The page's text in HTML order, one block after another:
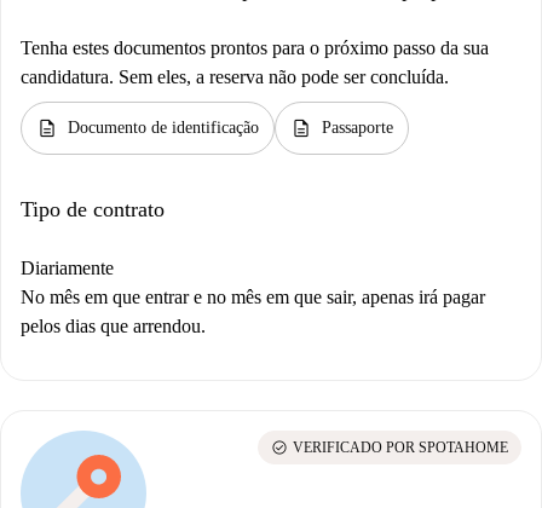
Tenha estes documentos prontos para o próximo passo da sua
candidatura. Sem eles, a reserva não pode ser concluída.
description Documento de identificação description Passaporte
Tipo de contrato
Diariamente
No mês em que entrar e no mês em que sair, apenas irá pagar
pelos dias que arrendou.
check_circle VERIFICADO POR SPOTAHOME